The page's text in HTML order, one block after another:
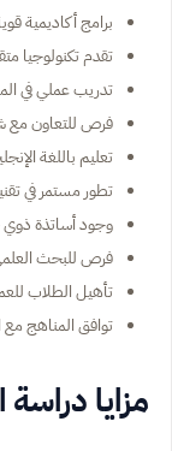
برامج أكاديمية
تقدم تكنولوجيا
تدريب عملي في
فرص للتعاون مع
تعليم باللغة
تطور مستمر في
وجود أساتذة ذوي
فرص للبحث
تأهيل الطلاب
توافق المناهج
مزايا